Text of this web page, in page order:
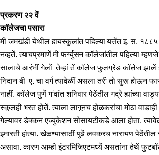
प्रकरण २२ वें
कॉलेजचा पसारा
मी जमखंडी येथील हायस्कुलांत पहिल्या यत्तेंत इ. स.
नव्हतें. त्याचप्रमाणें मी फर्ग्युसन कॉलेजांतील पहिल्या म्हणजे
सालाचे आरंभीं गेलों, तेव्हां तें कॉलेज फुलग्रेड कॉलेज झालें
निदान बी. ए. चा वर्ग त्यावेळीं असला तरी तो सुरू होऊन
नाहीं. कॉलेज पुणें गांवांत शनिवार पेठेंतील गद्रे ह्यांच्या
स्कूलही भरत होतें. त्याला लागूनच होळकरांचा मोठा
गेल्यावर डेक्कन एज्युकेशन सोसायटीकडे आला होता.
इमारती होत्या. खेळण्यासाठीं पुढें लवकरच नारायण
असावा. कारण आम्ही इंटरमिजिएटमध्यें असतांना तेथें